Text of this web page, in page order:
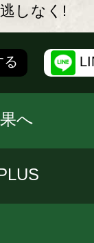
しなく!
る
へ